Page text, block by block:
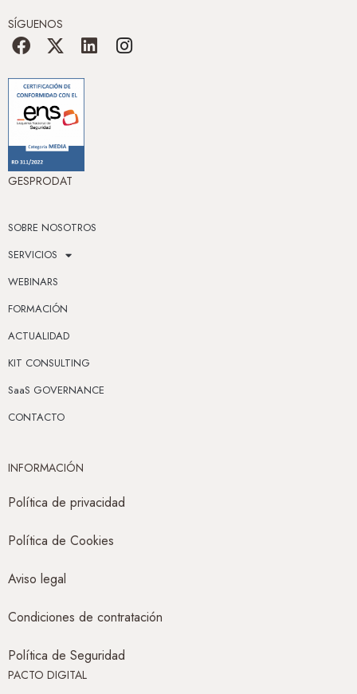
SÍGUENOS
GESPRODAT
SOBRE NOSOTROS
SERVICIOS
WEBINARS
FORMACIÓN
ACTUALIDAD
KIT CONSULTING
SaaS GOVERNANCE
CONTACTO
INFORMACIÓN
Política de privacidad
Política de Cookies
Aviso legal
Condiciones de contratación
Política de Seguridad
PACTO DIGITAL